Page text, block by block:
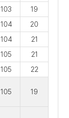
103
19
104
20
104
21
105
21
105
22
105 19